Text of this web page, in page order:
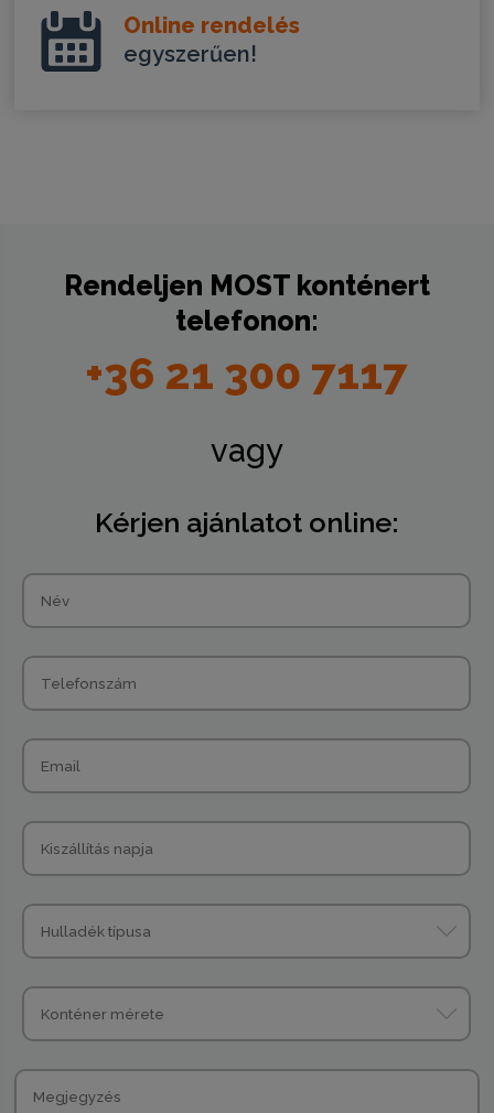
Online rendelés
egyszerűen!
Rendeljen MOSTkonténert
telefonon:
+36 21 300 7117
vagy
Kérjen ajánlatot online: